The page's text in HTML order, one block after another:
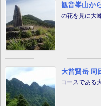
観音峯山か
の花を見に大
大普賢岳 周
コースである